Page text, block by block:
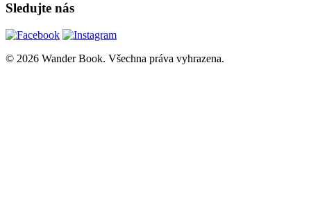
Sledujte nás
© 2026 Wander Book. Všechna práva vyhrazena.